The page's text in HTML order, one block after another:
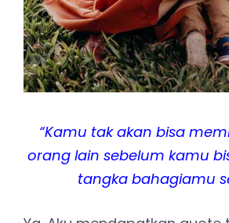
“Kamu tak akan bisa
orang lain sebelum kamu
tangka bahagiamu